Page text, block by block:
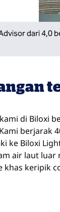
di Biloxi
berjarak
ke Biloxi
air laut
khas keripik